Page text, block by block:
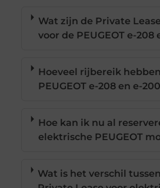
Wat zijn de Private
voor de PEUGEOT e-208
Hoeveel rijbereik
PEUGEOT e-208 en e-
Hoe kan ik nu al
elektrische PEUGEOT
Wat is het verschil